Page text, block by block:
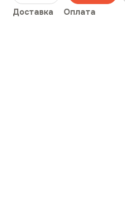
Доставка Оплата